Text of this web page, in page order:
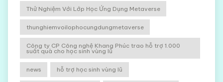
Thử Nghiệm Với Lớp Học Ứng Dụng Metaverse
thunghiemvoilophocungdungmetaverse
Công ty CP Công nghệ Khang Phúc trao hỗ trợ 1.000
suất quà cho học sinh vùng lũ
news hỗ trợ học sinh vùng lũ